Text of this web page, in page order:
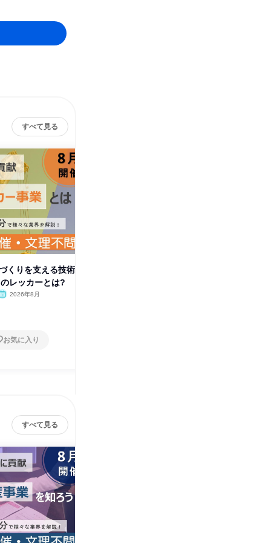
すべて見る
くりを支える技術
レッカーとは?
2026年8月
お気に入り
すべて見る